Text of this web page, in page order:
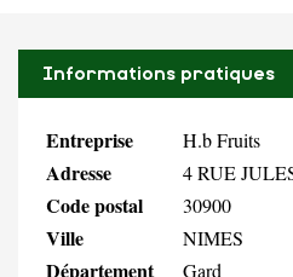
Informations pratiques
Entreprise H.b Fruits
Adresse 4 RUE
Code postal 30900
Ville NIMES
Département Gard